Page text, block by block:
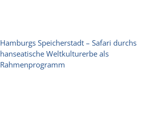
Hamburgs Speicherstadt – Safari durchs
hanseatische Weltkulturerbe als
Rahmenprogramm